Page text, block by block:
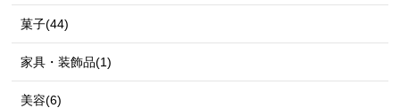
菓子(44)
家具・装飾品(1)
美容(6)